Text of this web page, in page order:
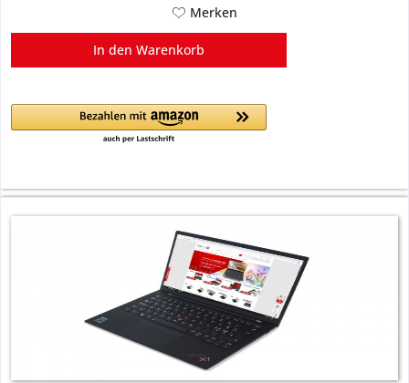
Merken
In den Warenkorb